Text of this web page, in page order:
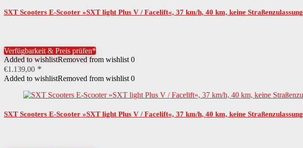
Material Lenkergriff Gummi
Material Räder Gummi
SXT Scooters E-Scooter »SXT light Plus V / Facelift«, 37 km/h, 40 km, keine Straßenzulassung
Verfügbarkeit & Preis prüfen*
Added to wishlistRemoved from wishlist 0
€1.139,00
Added to wishlistRemoved from wishlist 0
SXT Scooters E-Scooter »SXT light Plus V / Facelift«, 37 km/h, 40 km, keine Straßenzulassung